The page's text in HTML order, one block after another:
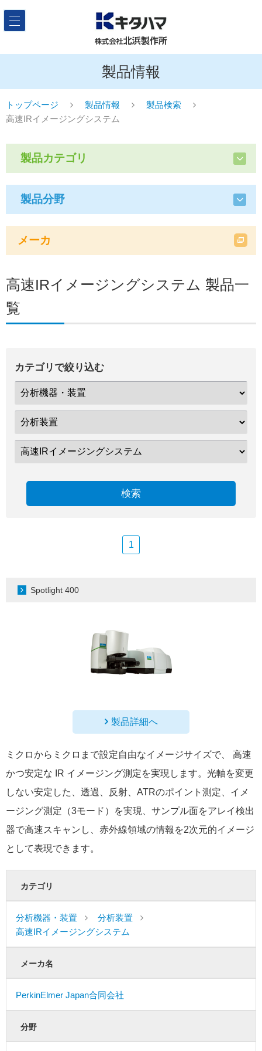
製品情報
トップページ 製品情報
製品検索
高速IRイメージングシステム
製品カテゴリ
製品分野
メーカ
高速IRイメージングシステム 製品一
覧
カテゴリで絞り込む
検索
1
Spotlight 400
製品詳細へ
ミクロからミクロまで設定自由なイメージサイズで、 高速
かつ安定な IR イメージング測定を実現します。光軸を変更
しない安定した、透過、反射、ATRのポイント測定、イメ
ージング測定（3モード）を実現、サンプル面をアレイ検出
器で高速スキャンし、赤外線領域の情報を2次元的イメージ
として表現できます。
カテゴリ
分析機器・装置
分析装置
高速IRイメージングシステム
メーカ名
PerkinElmer Japan合同会社
分野